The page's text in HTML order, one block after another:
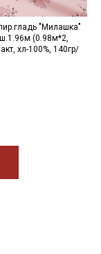
"Милашка"
(0.98м*2,
хл-100%, 140гр/